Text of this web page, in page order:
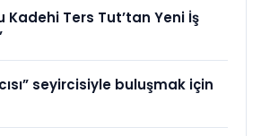
Kadehi Ters Tut’tan Yeni İş
seyircisiyle buluşmak için